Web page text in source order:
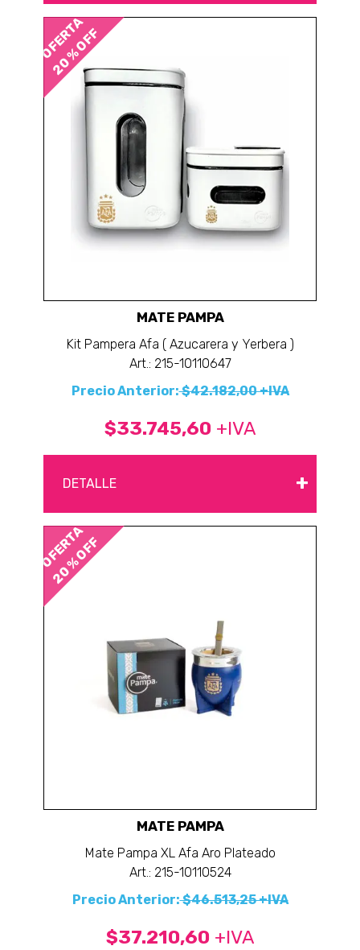
OFERTA
20 % OFF
MATE PAMPA
Kit Pampera Afa ( Azucarera y Yerbera )
Art.: 215-10110647
Precio Anterior:$42.182,00 +IVA
$33.745,60 +IVA
DETALLE +
OFERTA
20 % OFF
MATE PAMPA
Mate Pampa XL Afa Aro Plateado
Art.: 215-10110524
Precio Anterior:$46.513,25 +IVA
$37.210,60 +IVA